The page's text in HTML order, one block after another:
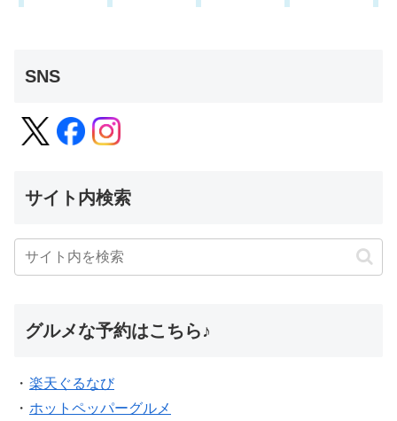
SNS
サイト内検索
グルメな予約はこちら♪
・ 楽天ぐるなび
・ ホットペッパーグルメ